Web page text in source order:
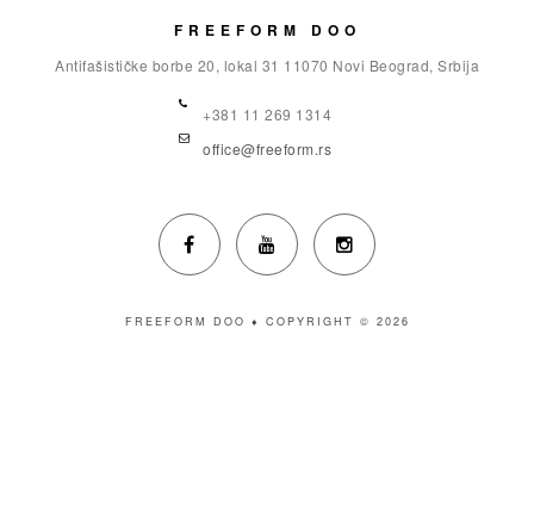
FREEFORM DOO
Antifašističke borbe 20, lokal 31 11070 Novi Beograd, Srbija
+381 11 269 1314
office@freeform.rs
FREEFORM DOO ♦ COPYRIGHT © 2026